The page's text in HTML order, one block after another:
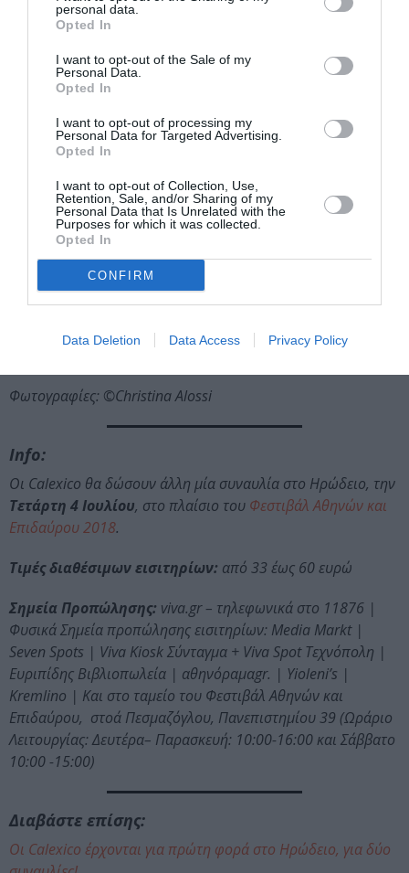
personal data.
Opted In
I want to opt-out of the Sale of my
Personal Data.
Opted In
I want to opt-out of processing my
Personal Data for Targeted Advertising.
Opted In
I want to opt-out of Collection, Use,
Retention, Sale, and/or Sharing of my
Personal Data that Is Unrelated with the
Purposes for which it was collected.
Opted In
CONFIRM
Data Deletion Data Access Privacy Policy
πολιτισμικών προσεγγίσεων της μουσικής, όπως μας
έχουν συνηθίσει, άλλωστε, και μέσω της δισκογραφίας
ΔΕΣ 12 ΦΩΤΟΓΡΑΦΙΕΣ
Φωτογραφίες: ©Christina Alossi
Info:
Οι Calexico θα δώσουν άλλη μία συναυλία στο Ηρώδειο, την
Τετάρτη 4 Ιουλίου, στο πλαίσιο του Φεστιβάλ Αθηνών και
Επιδαύρου 2018.
Τιμές διαθέσιμων εισιτηρίων: από 33 έως 60 ευρώ
Σημεία Προπώλησης: viva.gr – τηλεφωνικά στο 11876 |
Φυσικά Σημεία προπώλησης εισιτηρίων: Media Markt |
Seven Spots | Viva Kiosk Σύνταγμα + Viva Spot Τεχνόπολη |
Ευριπίδης Βιβλιοπωλεία | αθηνόραμαgr. | Yioleni’s |
Kremlino | Και στο ταμείο του Φεστιβάλ Αθηνών και
Επιδαύρου, στοά Πεσμαζόγλου, Πανεπιστημίου 39 (Ωράριο
Λειτουργίας: Δευτέρα– Παρασκευή: 10:00-16:00 και Σάββατο
10:00 -15:00)
Διαβάστε επίσης:
Οι Calexico έρχονται για πρώτη φορά στο Ηρώδειο, για δύο